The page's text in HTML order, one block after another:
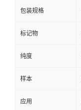
包装规格
标记物
纯度
样本
应用